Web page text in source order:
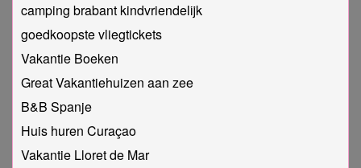
camping brabant kindvriendelijk
goedkoopste vliegtickets
Vakantie Boeken
Great Vakantiehuizen aan zee
B&B Spanje
Huis huren Curaçao
Vakantie Lloret de Mar